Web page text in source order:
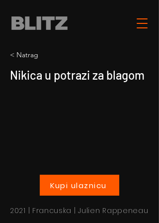
< Natrag
Nikica u potrazi za blagom
Kupi ulaznicu
2021 | Francuska | Julien Rappeneau